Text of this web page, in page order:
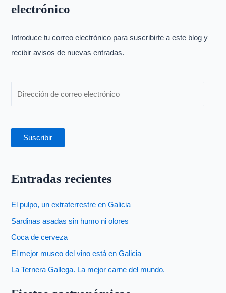
a
p
o
electrónico
Introduce tu correo electrónico para suscribirte a este blog y
recibir avisos de nuevas entradas.
Suscribir
Entradas recientes
El pulpo, un extraterrestre en Galicia
Sardinas asadas sin humo ni olores
Coca de cerveza
El mejor museo del vino está en Galicia
La Ternera Gallega. La mejor carne del mundo.